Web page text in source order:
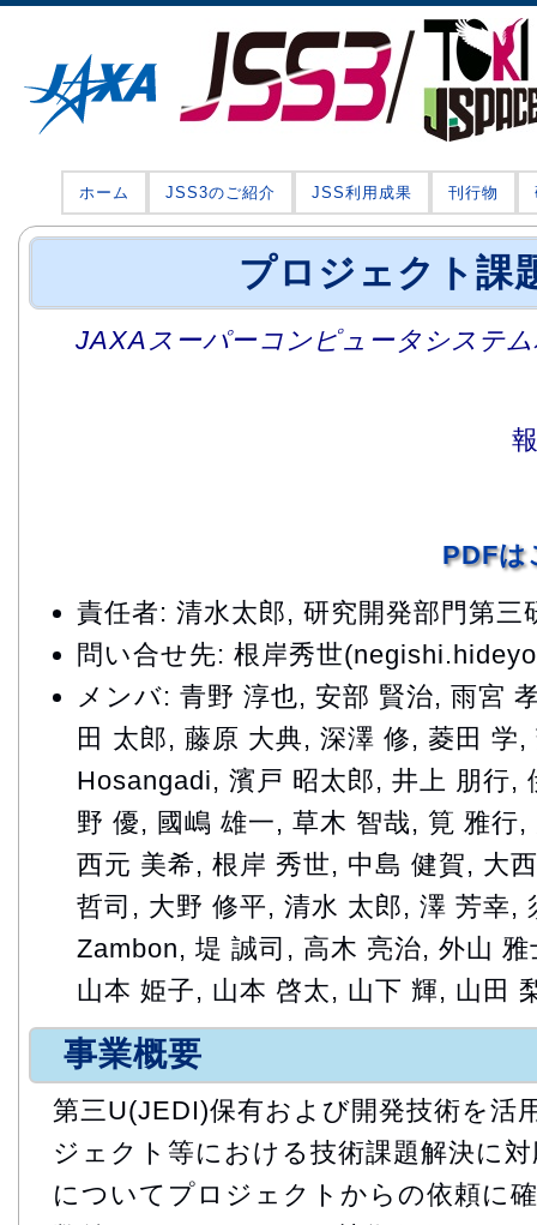
ホーム JSS3のご紹介 JSS利用成果 刊行物
プロジェクト課
JAXAスーパーコンピュータシステ
PDFは
責任者: 清水太郎, 研究開発部門第三
問い合せ先: 根岸秀世
メンバ: 青野 淳也, 安部 賢治, 雨宮
田 太郎, 藤原 大典, 深澤 修, 菱田 学
Hosangadi, 濱戸 昭太郎, 井上 朋行,
野 優, 國嶋 雄一, 草木 智哉, 筧 雅行
西元 美希, 根岸 秀世, 中島 健賀, 大
哲司, 大野 修平, 清水 太郎, 澤 芳幸,
Zambon, 堤 誠司, 高木 亮治, 外山
山本 姫子, 山本 啓太, 山下 輝, 山田
事業概要
第三U(JEDI)保有および開発技術を活
ジェクト等における技術課題解決に
についてプロジェクトからの依頼に